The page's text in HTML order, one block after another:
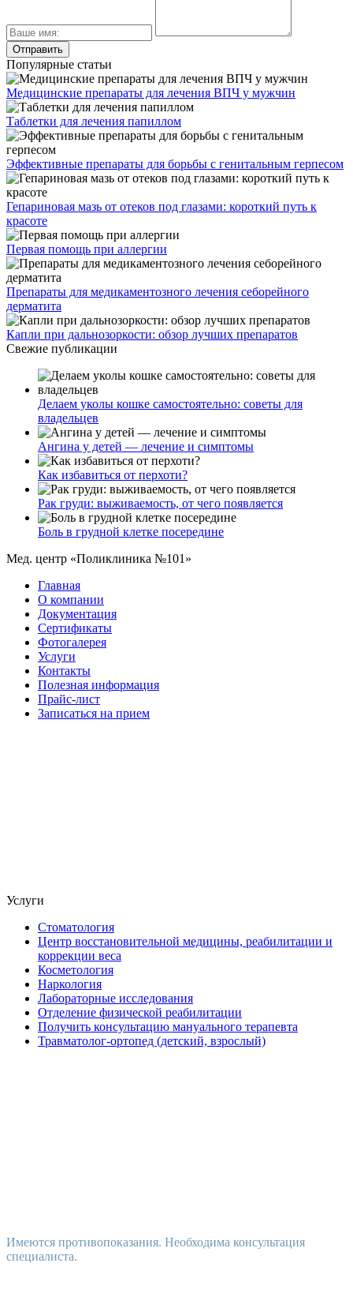
Популярные статьи
Медицинские препараты для лечения ВПЧ у мужчин
Таблетки для лечения папиллом
Эффективные препараты для борьбы с генитальным герпесом
Гепариновая мазь от отеков под глазами: короткий путь к
красоте
Первая помощь при аллергии
Препараты для медикаментозного лечения себорейного
дерматита
Капли при дальнозоркости: обзор лучших препаратов
Свежие публикации
Делаем уколы кошке самостоятельно: советы для
владельцев
Ангина у детей — лечение и симптомы
Как избавиться от перхоти?
Рак груди: выживаемость, от чего появляется
Боль в грудной клетке посередине
Мед. центр «Поликлиника №101»
Главная
О компании
Документация
Сертификаты
Фотогалерея
Услуги
Контакты
Полезная информация
Прайс-лист
Записаться на прием
Услуги
Стоматология
Центр восстановительной медицины, реабилитации и
коррекции веса
Косметология
Наркология
Лабораторные исследования
Отделение физической реабилитации
Получить консультацию мануального терапевта
Травматолог-ортопед (детский, взрослый)
Имеются противопоказания. Необходима консультация
специалиста.